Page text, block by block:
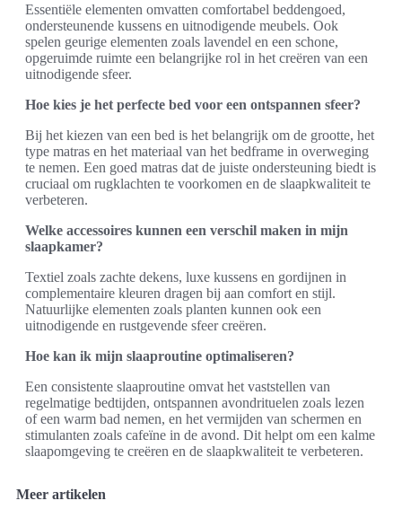
Essentiële elementen omvatten comfortabel beddengoed,
ondersteunende kussens en uitnodigende meubels. Ook
spelen geurige elementen zoals lavendel en een schone,
opgeruimde ruimte een belangrijke rol in het creëren van een
uitnodigende sfeer.
Hoe kies je het perfecte bed voor een ontspannen sfeer?
Bij het kiezen van een bed is het belangrijk om de grootte, het
type matras en het materiaal van het bedframe in overweging
te nemen. Een goed matras dat de juiste ondersteuning biedt is
cruciaal om rugklachten te voorkomen en de slaapkwaliteit te
verbeteren.
Welke accessoires kunnen een verschil maken in mijn
slaapkamer?
Textiel zoals zachte dekens, luxe kussens en gordijnen in
complementaire kleuren dragen bij aan comfort en stijl.
Natuurlijke elementen zoals planten kunnen ook een
uitnodigende en rustgevende sfeer creëren.
Hoe kan ik mijn slaaproutine optimaliseren?
Een consistente slaaproutine omvat het vaststellen van
regelmatige bedtijden, ontspannen avondrituelen zoals lezen
of een warm bad nemen, en het vermijden van schermen en
stimulanten zoals cafeïne in de avond. Dit helpt om een kalme
slaapomgeving te creëren en de slaapkwaliteit te verbeteren.
Meer artikelen